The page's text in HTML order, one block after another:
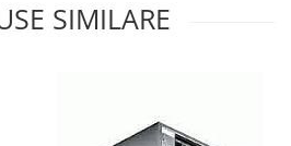
SIMILARE